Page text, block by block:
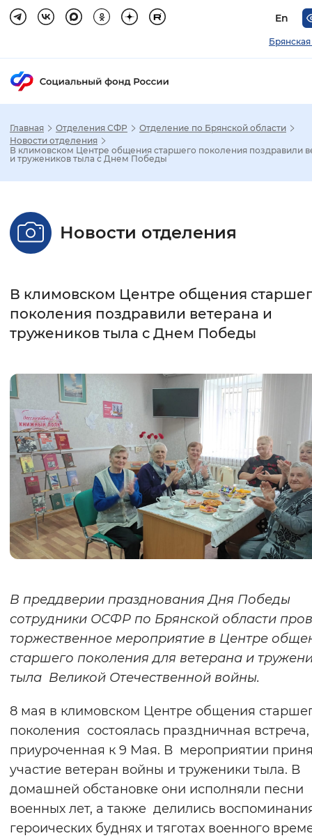
En
Стандартный Увеличенный
Без засечек С засечками
Интервал между буквами
Цвет сайта
Монохромный Инверсивный
Синий фон
Изображения
Включены Выключены
Звуковой ассистент
Вернуть стандартные настройки
Главная Отделения СФР
Отделение по Брянской области
Новости отделения
В климовском Центре общения старшего поколения поздравили
и тружеников тыла с Днем Победы
Новости отделения
В климовском Центре общения
поколения поздравили ветерана и
тружеников тыла с Днем Победы
В преддверии празднования Дня Победы
сотрудники ОСФР по Брянской области
торжественное мероприятие в Центре
старшего поколения для ветерана и
тыла Великой Отечественной войны.
8 мая в климовском Центре общения
поколения состоялась праздничная встреча,
приуроченная к 9 Мая. В мероприятии
участие ветеран войны и труженики тыла. В
домашней обстановке они исполняли песни
военных лет, а также делились
героических буднях и тяготах военного